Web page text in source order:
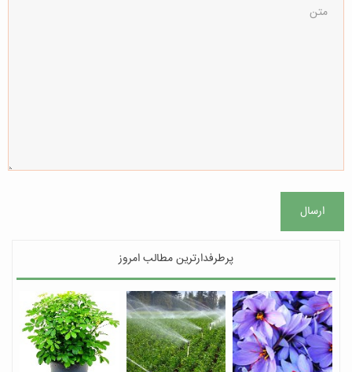
ارسال
پرطرفدارترین مطالب امروز